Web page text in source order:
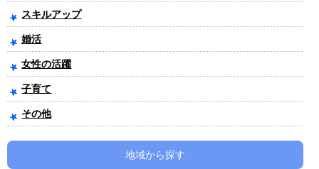
スキルアップ
婚活
女性の活躍
子育て
その他
地域から探す